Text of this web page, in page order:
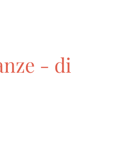
- di